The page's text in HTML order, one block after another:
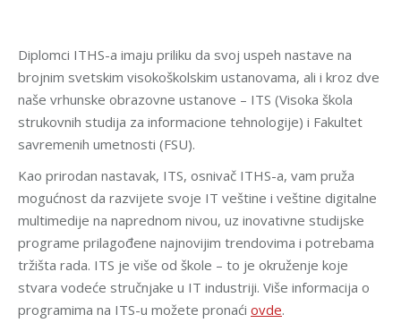
Diplomci ITHS-a imaju priliku da svoj uspeh nastave na
brojnim svetskim visokoškolskim ustanovama, ali i kroz dve
naše vrhunske obrazovne ustanove – ITS (Visoka škola
strukovnih studija za informacione tehnologije) i Fakultet
savremenih umetnosti (FSU).
Kao prirodan nastavak, ITS, osnivač ITHS-a, vam pruža
mogućnost da razvijete svoje IT veštine i veštine digitalne
multimedije na naprednom nivou, uz inovativne studijske
programe prilagođene najnovijim trendovima i potrebama
tržišta rada. ITS je više od škole – to je okruženje koje
stvara vodeće stručnjake u IT industriji. Više informacija o
programima na ITS-u možete pronaći ovde.